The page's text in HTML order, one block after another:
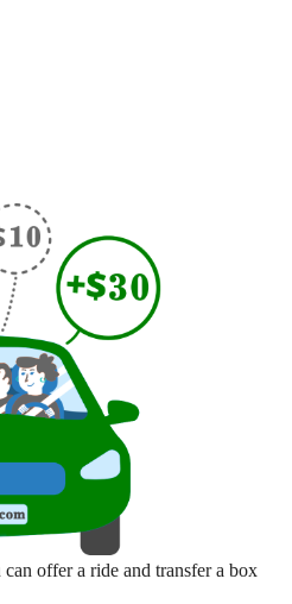
offer a ride and transfer a box